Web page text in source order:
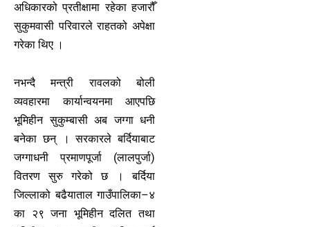
अधिकारको प्रतीक्षामा रहेका हजारौँ
सुकुमवासी परिवारले राहतको अपेक्षा
गरेका थिए ।
नभन्दै मन्त्री रावलको बोली
व्यवहारमा कार्यान्वयनमा आएपछि
भूमिहीन सुकुम्बासी अब जग्गा धनी
बनेका छन् । सरकारले बर्दियाबाट
जग्गाधनी प्रमाणपूर्जा (लालपुर्जा)
वितरण सुरु गरेको छ । बर्दिया
जिल्लाको बढैयाताल गाउँपालिका–४
का २९ जना भूमिहीन दलित तथा